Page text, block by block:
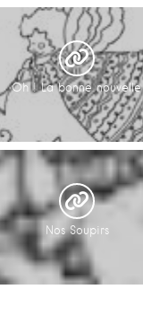
Oh ! La bonne nouvelle
Nos Soupirs